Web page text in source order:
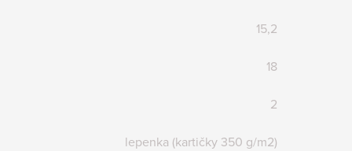
15,2
18
2
lepenka (kartičky 350 g/m2)